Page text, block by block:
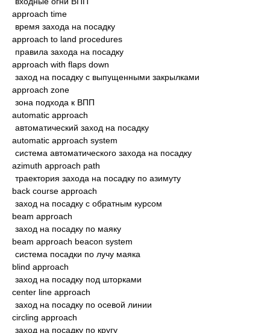
approach time
время захода на посадку
approach to land procedures
правила захода на посадку
approach with flaps down
заход на посадку с выпущенными закрылками
approach zone
зона подхода к ВПП
automatic approach
автоматический заход на посадку
automatic approach system
система автоматического захода на посадку
azimuth approach path
траектория захода на посадку по азимуту
back course approach
заход на посадку с обратным курсом
beam approach
заход на посадку по маяку
beam approach beacon system
система посадки по лучу маяка
blind approach
заход на посадку под шторками
center line approach
заход на посадку по осевой линии
circling approach
заход на посадку по кругу